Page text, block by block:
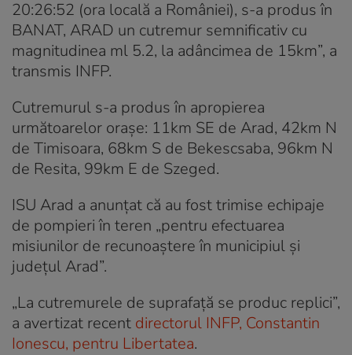
20:26:52 (ora locală a României), s-a produs în
BANAT, ARAD un cutremur semnificativ cu
magnitudinea ml 5.2, la adâncimea de 15km”, a
transmis INFP.
Cutremurul s-a produs în apropierea
următoarelor oraşe: 11km SE de Arad, 42km N
de Timisoara, 68km S de Bekescsaba, 96km N
de Resita, 99km E de Szeged.
ISU Arad a anunțat că au fost trimise echipaje
de pompieri în teren „pentru efectuarea
misiunilor de recunoaștere în municipiul și
județul Arad”.
„La cutremurele de suprafață se produc replici”,
a avertizat recent directorul INFP, Constantin
Ionescu, pentru Libertatea.